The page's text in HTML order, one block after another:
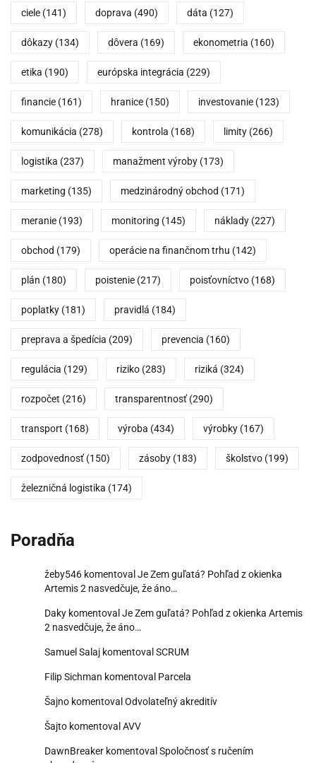
ciele (141) doprava (490) dáta (127)
dôkazy (134) dôvera (169) ekonometria (160)
etika (190) európska integrácia (229)
financie (161) hranice (150) investovanie (123)
komunikácia (278) kontrola (168) limity (266)
logistika (237) manažment výroby (173)
marketing (135) medzinárodný obchod (171)
meranie (193) monitoring (145) náklady (227)
obchod (179) operácie na finančnom trhu (142)
plán (180) poistenie (217) poisťovníctvo (168)
poplatky (181) pravidlá (184)
preprava a špedícia (209) prevencia (160)
regulácia (129) riziko (283) riziká (324)
rozpočet (216) transparentnosť (290)
transport (168) výroba (434) výrobky (167)
zodpovednosť (150) zásoby (183) školstvo (199)
železničná logistika (174)
Poradňa
žeby546 komentoval Je Zem guľatá? Pohľad z okienka
Artemis 2 nasvedčuje, že áno…
Daky komentoval Je Zem guľatá? Pohľad z okienka Artemis
2 nasvedčuje, že áno…
Samuel Salaj komentoval SCRUM
Filip Sichman komentoval Parcela
Šajno komentoval Odvolateľný akreditív
Šajto komentoval AVV
DawnBreaker komentoval Spoločnosť s ručením